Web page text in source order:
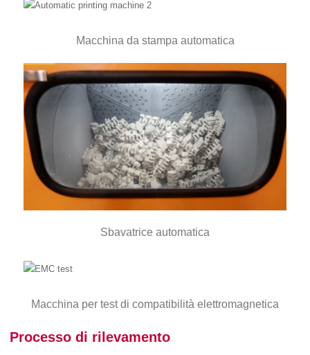
Macchina da stampa automatica
Sbavatrice automatica
Macchina per test di compatibilità elettromagnetica
Processo di rilevamento